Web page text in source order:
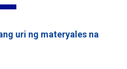
uri ng materyales na